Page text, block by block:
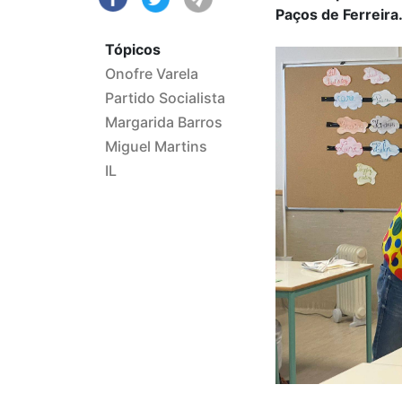
Tópicos
Onofre Varela
Partido Socialista
Margarida Barros
Miguel Martins
IL
Paços de Ferreira.